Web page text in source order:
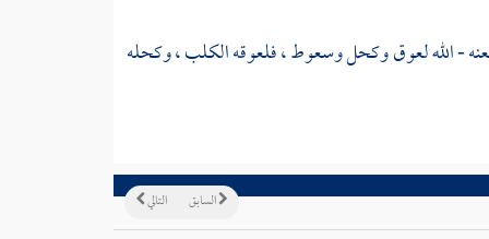
- الله لعوق وكحل وسعوط ، فلعوقه الكلب ، وكحله
التالي السابق